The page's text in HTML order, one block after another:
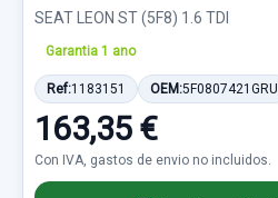
SEAT LEON ST (5F8) 1.6 TDI
Garantia 1 ano
Ref:1183151 OEM:5F0807421GRU
163,35 €
Con IVA, gastos de envio no incluidos.